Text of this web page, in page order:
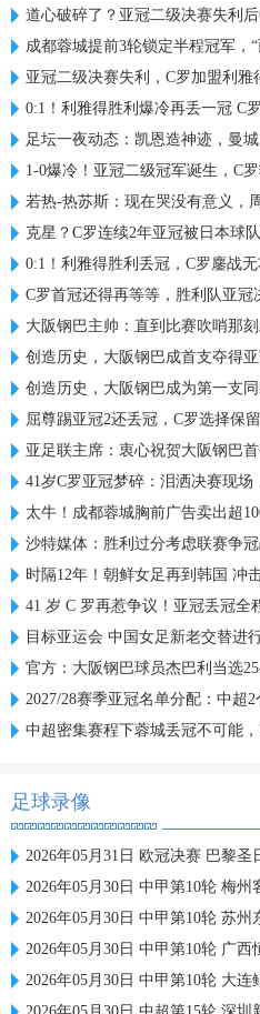
道心破碎了？亚冠二级决赛失利
成都蓉城提前3轮锁定半程冠军，“
亚冠二级决赛失利，C罗加盟利
0:1！利雅得胜利爆冷再丢一冠 C
足坛一夜动态：凯恩造神迹，曼
1-0爆冷！亚冠二级冠军诞生，C罗
若热-热苏斯：现在哭没有意义，
克星？C罗连续2年亚冠被日本球
0:1！利雅得胜利丢冠，C罗鏖战
C罗首冠还得再等等，胜利队亚冠
大阪钢巴主帅：直到比赛吹哨那
创造历史，大阪钢巴成首支夺得亚
创造历史，大阪钢巴成为第一支
屈尊踢亚冠2还丢冠，C罗选择保
亚足联主席：衷心祝贺大阪钢巴
41岁C罗亚冠梦碎：泪洒决赛现
太牛！成都蓉城胸前广告卖出超
沙特媒体：胜利过分考虑联赛争
时隔12年！朝鲜女足再到韩国 冲
41 岁 C 罗再惹争议！亚冠丢冠全
目标亚运会 中国女足新老交替进
官方：大阪钢巴球员杰巴利当选
2027/28赛季亚冠名单分配：中超
中超密集赛程下蓉城丢冠不可能，
足球录像
2026年05月31日 欧冠决赛 巴黎
2026年05月30日 中甲第10轮 梅
2026年05月30日 中甲第10轮 苏
2026年05月30日 中甲第10轮 广
2026年05月30日 中甲第10轮 大